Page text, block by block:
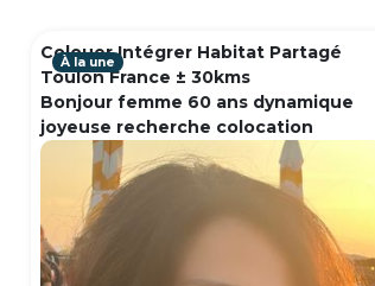
Colouer Intégrer Habitat Partagé
Toulon France ± 30kms
Bonjour femme 60 ans dynamique
joyeuse recherche colocation
À la une